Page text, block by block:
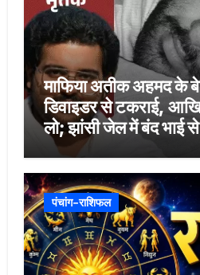
माफिया अतीक अहमद के
डिवाइडर से टकराई,
लो; झांसी जेल में बंद भाई से
पंचांग-राशिफल